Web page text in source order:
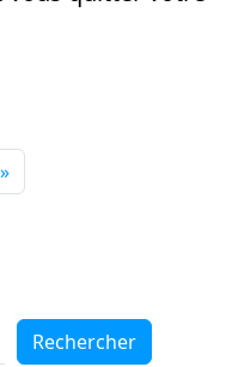
Rechercher